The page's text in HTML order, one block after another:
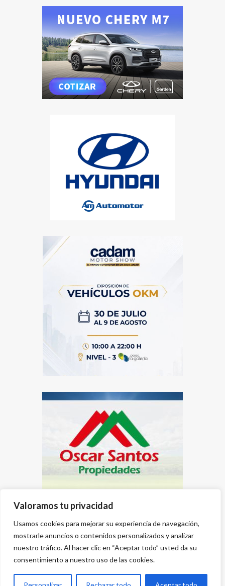
Valoramos tu privacidad
Usamos cookies para mejorar su experiencia de navegación,
mostrarle anuncios o contenidos personalizados y analizar
nuestro tráfico. Al hacer clic en “Aceptar todo” usted da su
consentimiento a nuestro uso de las cookies.